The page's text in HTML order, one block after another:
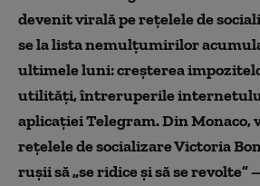
devenit virală pe rețelele de
se la lista nemulțumirilor
ultimele luni: creșterea
utilități, întreruperile
aplicației Telegram. Din Monaco,
rețelele de socializare Victoria
rușii să „se ridice și să se